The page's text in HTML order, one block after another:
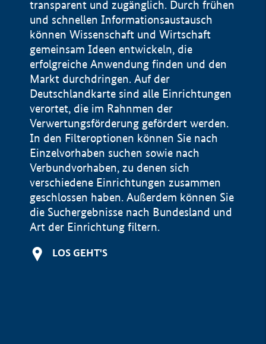
transparent und zugänglich. Durch frühen
und schnellen Informationsaustausch
können Wissenschaft und Wirtschaft
gemeinsam Ideen entwickeln, die
erfolgreiche Anwendung finden und den
Markt durchdringen. Auf der
Deutschlandkarte sind alle Einrichtungen
verortet, die im Rahnmen der
Verwertungsförderung gefördert werden.
In den Filteroptionen können Sie nach
Einzelvorhaben suchen sowie nach
Verbundvorhaben, zu denen sich
verschiedene Einrichtungen zusammen
geschlossen haben. Außerdem können Sie
die Suchergebnisse nach Bundesland und
Art der Einrichtung filtern.
LOS GEHT'S